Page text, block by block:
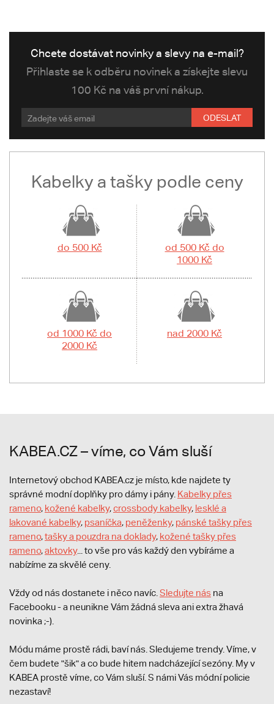
Chcete dostávat novinky a slevy na e-mail?
Přihlaste se k odběru novinek a získejte slevu
100 Kč na váš první nákup.
ODESLAT
Kabelky a tašky podle ceny
do 500 Kč
od 500 Kč do
1000 Kč
od 1000 Kč do
2000 Kč
nad 2000 Kč
KABEA.CZ – víme, co Vám sluší
Internetový obchod KABEA.cz je místo, kde najdete ty
správné modní doplňky pro dámy i pány. Kabelky přes
rameno, kožené kabelky,crossbody kabelky, lesklé a
lakované kabelky, psaníčka, peněženky, pánské tašky přes
rameno,tašky a pouzdra na doklady, kožené tašky přes
rameno,aktovky... to vše pro vás každý den vybíráme a
nabízíme za skvělé ceny.
Vždy od nás dostanete i něco navíc. Sledujte nás na
Facebooku - a neunikne Vám žádná sleva ani extra žhavá
novinka ;-).
Módu máme prostě rádi, baví nás. Sledujeme trendy. Víme, v
čem budete "šik" a co bude hitem nadcházející sezóny. My v
KABEA prostě víme, co Vám sluší. S námi Vás módní policie
nezastaví!